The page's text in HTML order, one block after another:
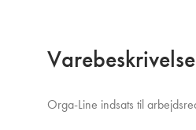
Varebeskrivelse
Orga-Line indsats til